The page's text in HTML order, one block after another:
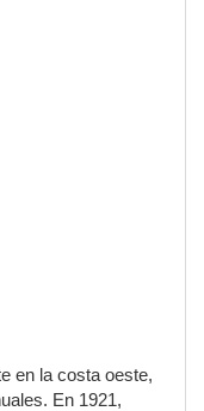
en la costa oeste,
En 1921,